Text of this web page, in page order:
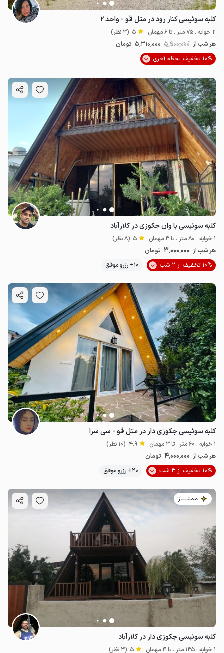
کلبه سوئیسی کنار رود در متل قو - واحد ۲
2 خوابه . 75 متر . تا 6 مهمان 5 (3 نظر)
هر شب از 5٬900٬000 5٬310٬000 تومان
10% تخفیف لحظه آخری
کلبه سوئیسی با وان جکوزی در کلارآباد
1 خوابه . 80 متر . تا 3 مهمان 5 (8 نظر)
هر شب از 3٬000٬000 تومان
10% تخفیف از 2 شب
10+ رزرو موفق
کلبه سوئیسی جکوزی دار در متل قو - سی سرا
1 خوابه . 60 متر . تا 3 مهمان 4.9 (10 نظر)
هر شب از 4٬000٬000 تومان
10% تخفیف از 3 شب
20+ رزرو موفق
مـمـتــــــاز
کلبه سوئیسی جکوزی دار در کلارآباد
1 خوابه . 135 متر . تا 4 مهمان 5 (3 نظر)